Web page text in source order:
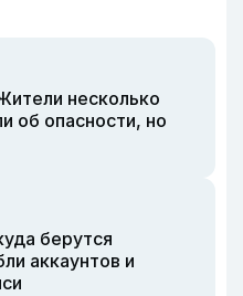
несколько
об опасности, но
берутся
аккаунтов и